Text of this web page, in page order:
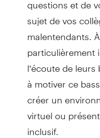
sujet de vos
malentendants.
particulièrement
l’écoute de
à motiver ce
créer un
virtuel ou
inclusif.